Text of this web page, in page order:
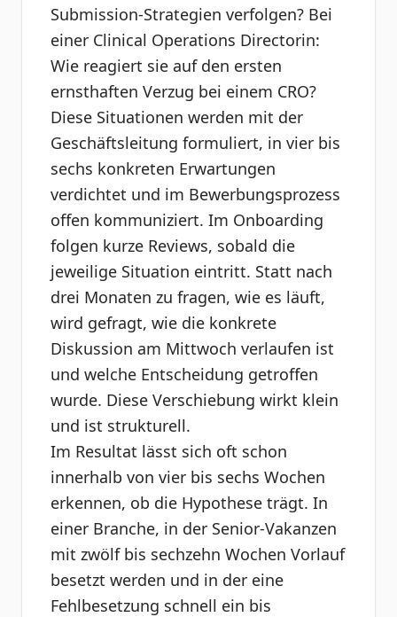
Submission-Strategien verfolgen? Bei
einer Clinical Operations Directorin:
Wie reagiert sie auf den ersten
ernsthaften Verzug bei einem CRO?
Diese Situationen werden mit der
Geschäftsleitung formuliert, in vier bis
sechs konkreten Erwartungen
verdichtet und im Bewerbungsprozess
offen kommuniziert. Im Onboarding
folgen kurze Reviews, sobald die
jeweilige Situation eintritt. Statt nach
drei Monaten zu fragen, wie es läuft,
wird gefragt, wie die konkrete
Diskussion am Mittwoch verlaufen ist
und welche Entscheidung getroffen
wurde. Diese Verschiebung wirkt klein
und ist strukturell.
Im Resultat lässt sich oft schon
innerhalb von vier bis sechs Wochen
erkennen, ob die Hypothese trägt. In
einer Branche, in der Senior-Vakanzen
mit zwölf bis sechzehn Wochen Vorlauf
besetzt werden und in der eine
Fehlbesetzung schnell ein bis